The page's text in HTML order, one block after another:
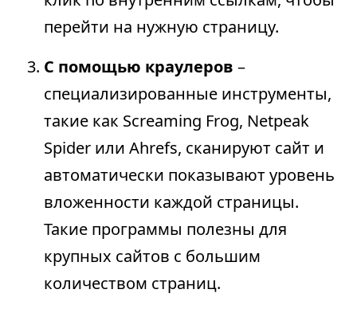
перейти на нужную страницу.
С помощью краулеров –
специализированные инструменты,
такие как Screaming Frog, Netpeak
Spider или Ahrefs, сканируют сайт и
автоматически показывают уровень
вложенности каждой страницы.
Такие программы полезны для
крупных сайтов с большим
количеством страниц.